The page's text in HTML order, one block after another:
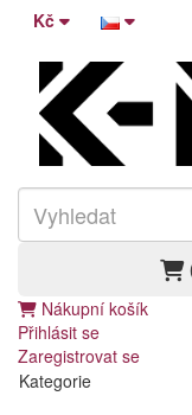
Kč
Nákupní košík
Přihlásit se
Zaregistrovat se
Kategorie